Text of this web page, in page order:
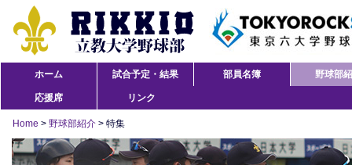
ホーム 試合予定・結果 部員名簿 野球部
応援席 リンク
Home > 野球部紹介 > 特集